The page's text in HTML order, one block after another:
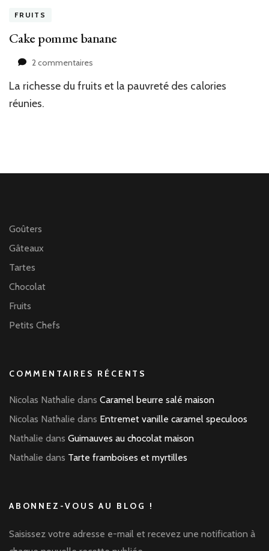
FRUITS
Cake pomme banane
2 commentaires
pomme
La richesse du fruits et la pauvreté des calories
réunies.
Goûters
Gâteaux
Tartes
Chocolat
Fruits
Petits Chefs
COMMENTAIRES RÉCENTS
Nicolas Nathalie dans Caramel beurre salé maison
Nicolas Nathalie dans Entremet vanille caramel speculoos
Nathalie dans Guimauves au chocolat maison
Nathalie dans Tarte framboises et myrtilles
ABONNEZ-VOUS AU BLOG !
Saisissez votre adresse e-mail et recevez une notification à